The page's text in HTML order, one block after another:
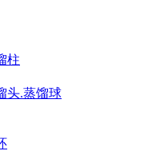
柱
头.蒸馏球